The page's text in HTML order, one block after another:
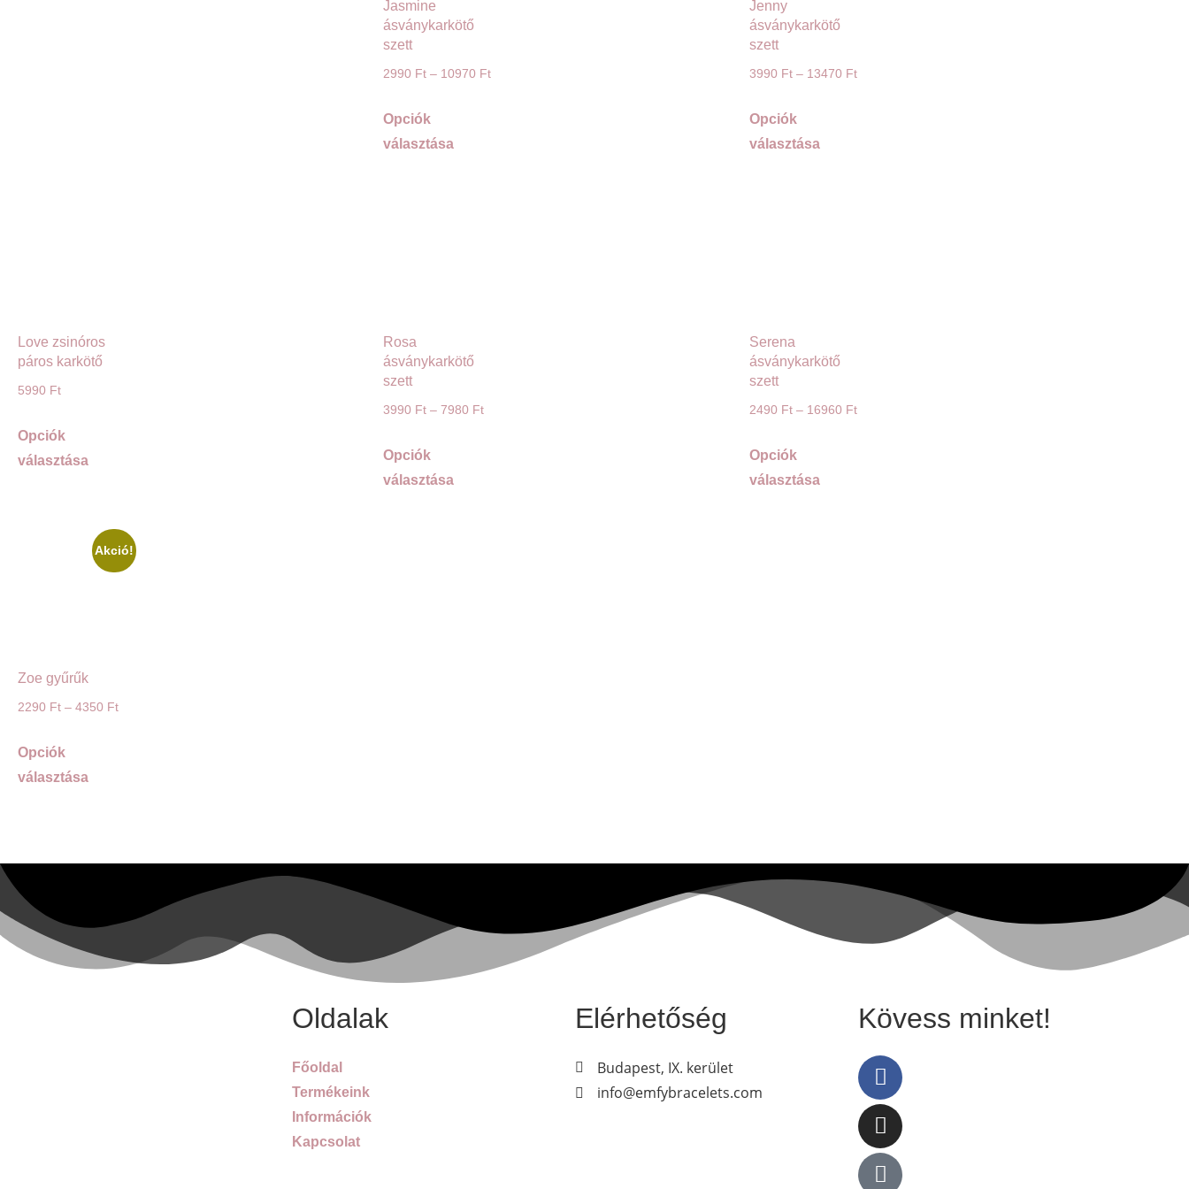
Jasmine
ásványkarkötő
szett
2990 Ft – 10970 Ft
Opciók
választása
Jenny
ásványkarkötő
szett
3990 Ft – 13470 Ft
Opciók
választása
Love zsinóros
páros karkötő
5990 Ft
Opciók
választása
Rosa
ásványkarkötő
szett
3990 Ft – 7980 Ft
Opciók
választása
Serena
ásványkarkötő
szett
2490 Ft – 16960 Ft
Opciók
választása
Akció!
Zoe gyűrűk
2290 Ft – 4350 Ft
Opciók
választása
Oldalak
Főoldal
Termékeink
Információk
Kapcsolat
Elérhetőség
Budapest, IX. kerület
info@emfybracelets.com
Kövess minket!